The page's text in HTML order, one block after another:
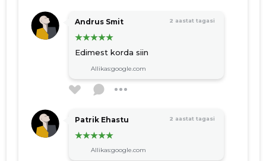
Andrus Smit 2 aastat tagasi
Edimest korda siin
Allikas:google.com
Patrik Ehastu 2 aastat tagasi
Allikas:google.com